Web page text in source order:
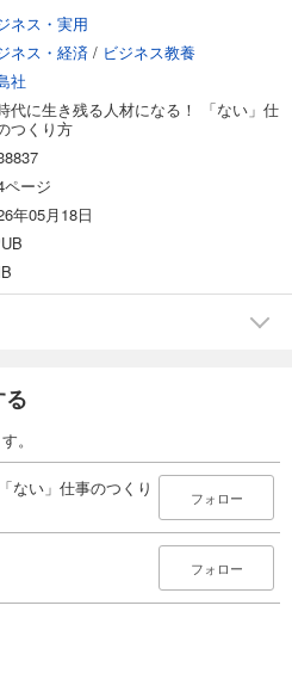
連国際学校（UNIS）でも授業を行
ラベラーカフェ」はAppleのベスト番
上。自分らしく働き、自分らしく生
ごすことを大切にしている。
ネス・実用
ネス・経済 / ビジネス教養
社
代に生き残る人材になる！ 「ない」仕
つくり方
ページ
年05月18日
。
ない」仕事のつくり
フォロー
フォロー